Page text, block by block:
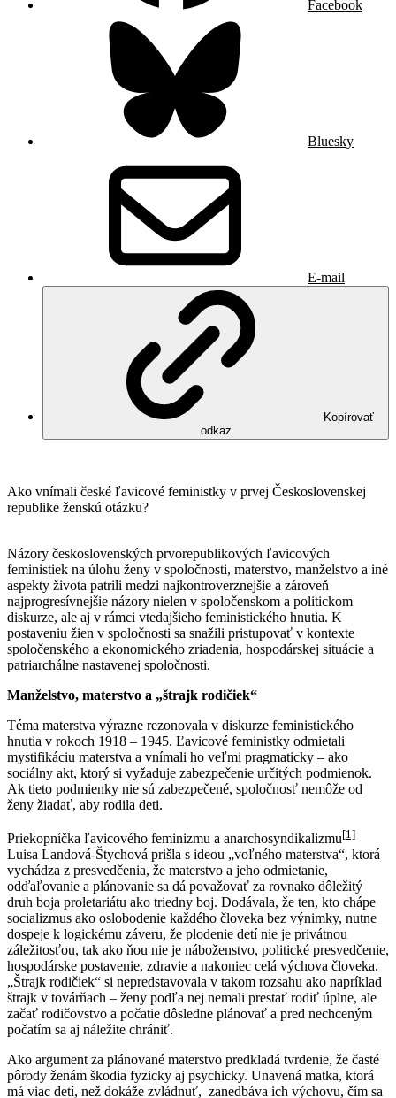
Facebook
Bluesky
E-mail
Kopírovať
odkaz
Ako vnímali české ľavicové feministky v prvej Československej
republike ženskú otázku?
Názory československých prvorepublikových ľavicových
feministiek na úlohu ženy v spoločnosti, materstvo, manželstvo a iné
aspekty života patrili medzi najkontroverznejšie a zároveň
najprogresívnejšie názory nielen v spoločenskom a politickom
diskurze, ale aj v rámci vtedajšieho feministického hnutia. K
postaveniu žien v spoločnosti sa snažili pristupovať v kontexte
spoločenského a ekonomického zriadenia, hospodárskej situácie a
patriarchálne nastavenej spoločnosti.
Manželstvo, materstvo a „štrajk rodičiek“
Téma materstva výrazne rezonovala v diskurze feministického
hnutia v rokoch 1918 – 1945. Ľavicové feministky odmietali
mystifikáciu materstva a vnímali ho veľmi pragmaticky – ako
sociálny akt, ktorý si vyžaduje zabezpečenie určitých podmienok.
Ak tieto podmienky nie sú zabezpečené, spoločnosť nemôže od
ženy žiadať, aby rodila deti.
Priekopníčka ľavicového feminizmu a anarchosyndikalizmu[1]
Luisa Landová-Štychová prišla s ideou „voľného materstva“, ktorá
vychádza z presvedčenia, že materstvo a jeho odmietanie,
odďaľovanie a plánovanie sa dá považovať za rovnako dôležitý
druh boja proletariátu ako triedny boj. Dodávala, že ten, kto chápe
socializmus ako oslobodenie každého človeka bez výnimky, nutne
dospeje k logickému záveru, že plodenie detí nie je privátnou
záležitosťou, tak ako ňou nie je náboženstvo, politické presvedčenie,
hospodárske postavenie, zdravie a nakoniec celá výchova človeka.
„Štrajk rodičiek“ si nepredstavovala v takom rozsahu ako napríklad
štrajk v továrňach – ženy podľa nej nemali prestať rodiť úplne, ale
začať rodičovstvo a počatie dôsledne plánovať a pred nechceným
počatím sa aj náležite chrániť.
Ako argument za plánované materstvo predkladá tvrdenie, že časté
pôrody ženám škodia fyzicky aj psychicky. Unavená matka, ktorá
má viac detí, než dokáže zvládnuť, zanedbáva ich výchovu, čím sa